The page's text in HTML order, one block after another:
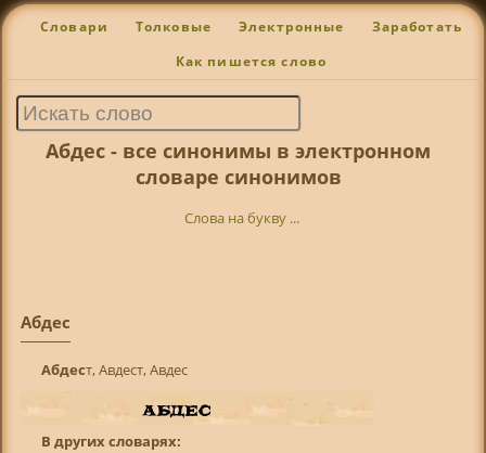
Словари Толковые Электронные Заработать
Как пишется слово
Абдес - все синонимы в электронном
словаре синонимов
Слова на букву ...
Абдес
Абдест, Авдест, Авдес
В других словарях: